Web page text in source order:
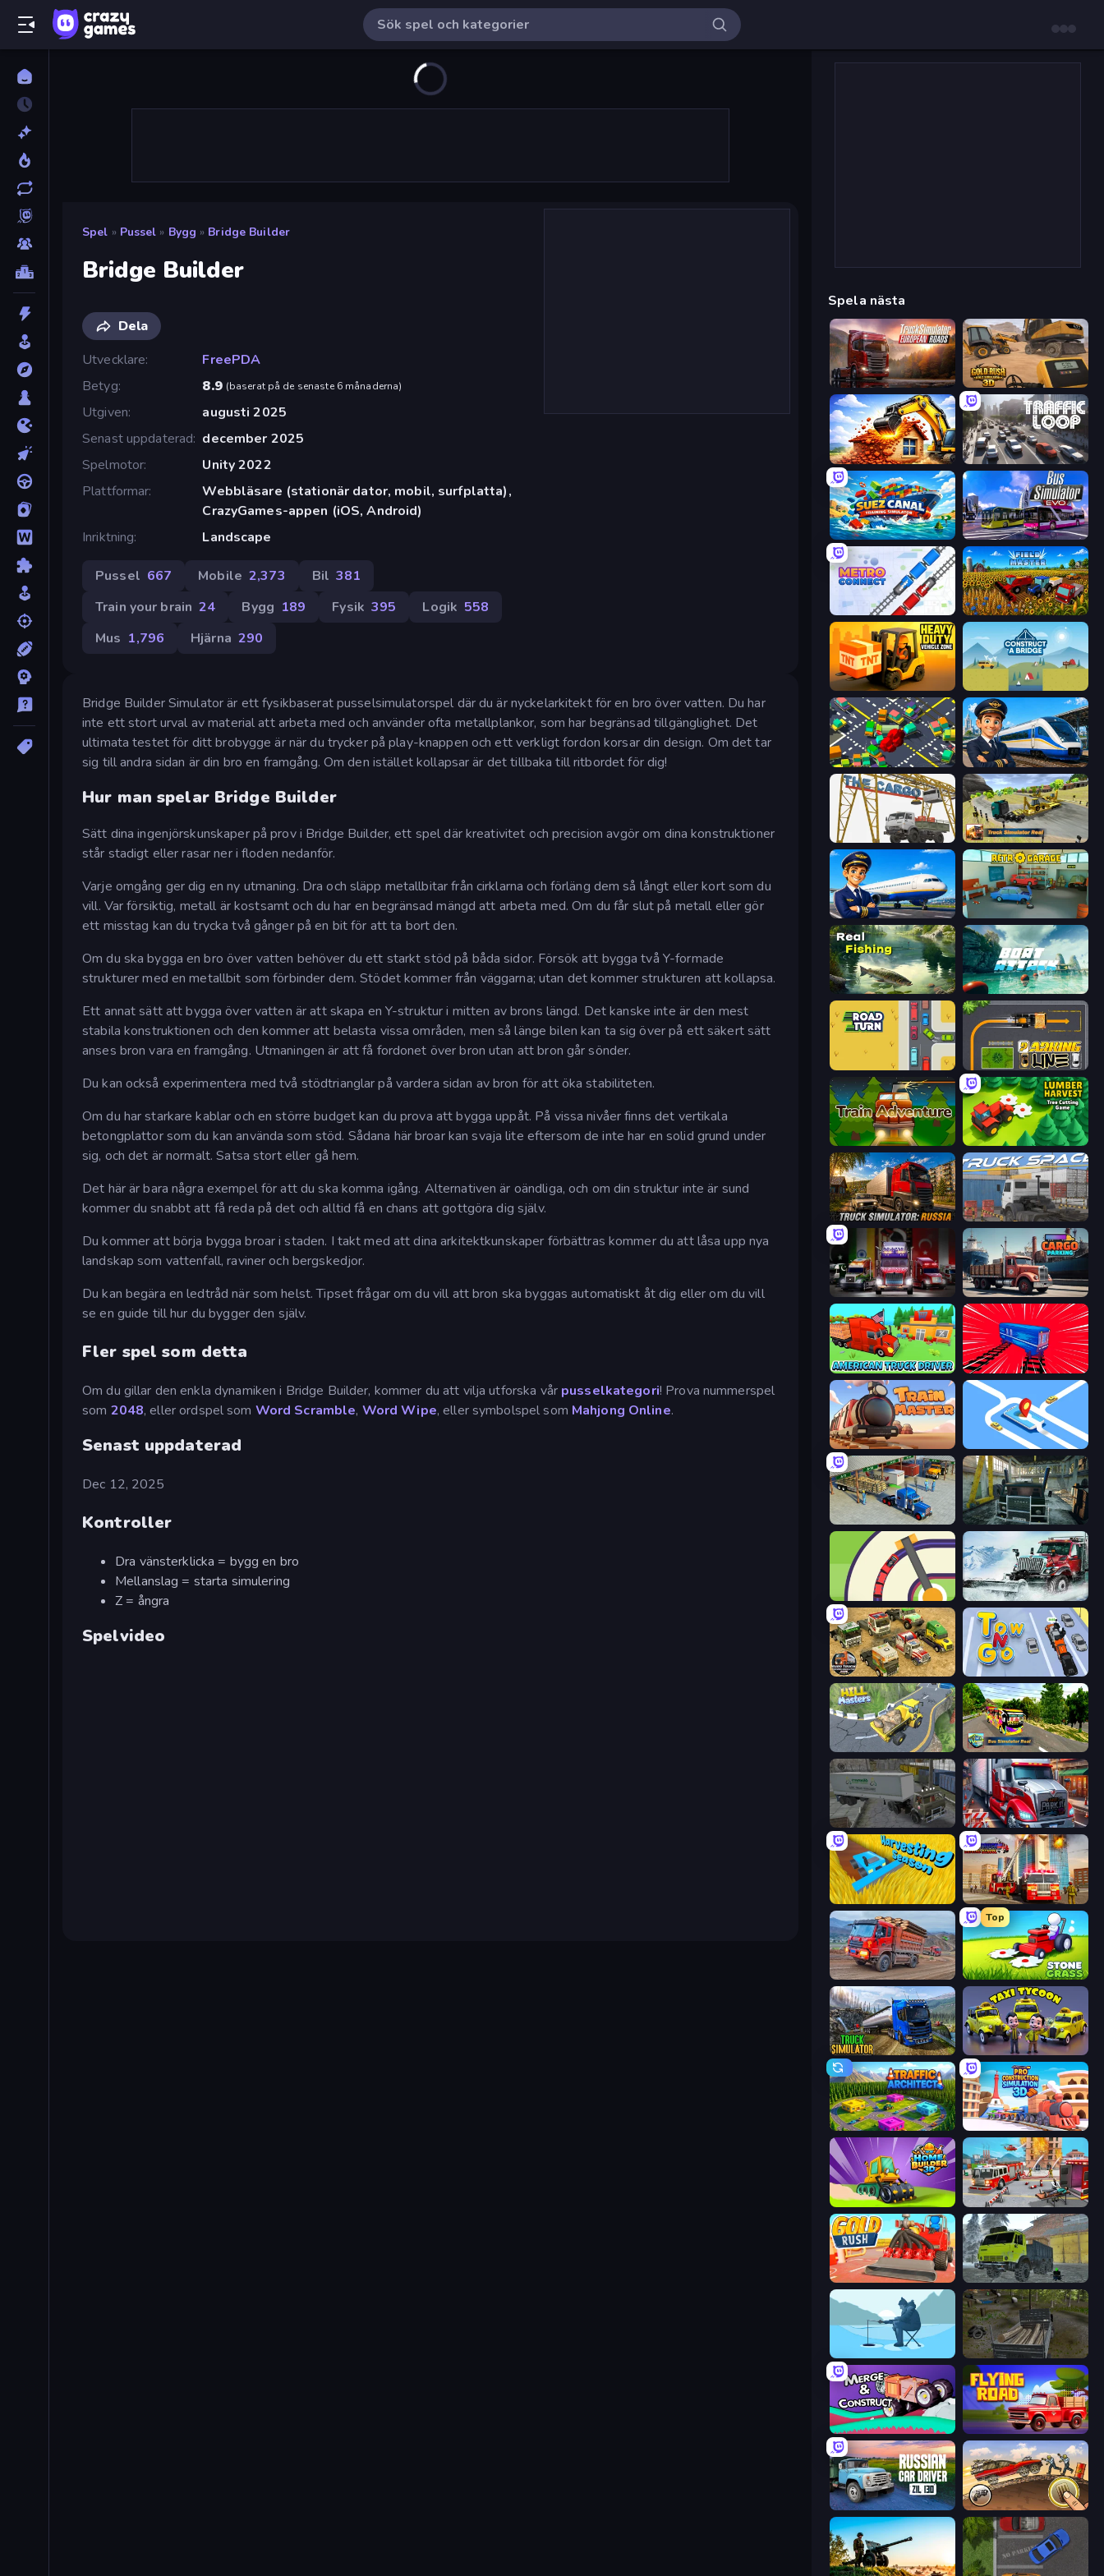
Spel » Pussel » Bygg » Bridge Builder
Bridge Builder
Dela
Utvecklare
FreePDA
Betyg
8.9 (baserat på de senaste 6 månaderna)
Utgiven
augusti 2025
Senast uppdaterad december 2025
Spelmotor
Unity 2022
Plattformar
Webbläsare (stationär dator, mobil, surfplatta),
CrazyGames-appen (iOS, Android)
Inriktning
Landscape
Pussel 667 Mobile 2,373 Bil 381
Train your brain 24 Bygg 189 Fysik 395 Logik 558
Mus 1,796 Hjärna 290
Bridge Builder Simulator är ett fysikbaserat pusselsimulatorspel där du är nyckelarkitekt för en bro över vatten. Du har
inte ett stort urval av material att arbeta med och använder ofta metallplankor, som har begränsad tillgänglighet. Det
ultimata testet för ditt brobygge är när du trycker på play-knappen och ett verkligt fordon korsar din design. Om det tar
sig till andra sidan är din bro en framgång. Om den istället kollapsar är det tillbaka till ritbordet för dig!
Hur man spelar Bridge Builder
Sätt dina ingenjörskunskaper på prov i Bridge Builder, ett spel där kreativitet och precision avgör om dina konstruktioner
står stadigt eller rasar ner i floden nedanför.
Varje omgång ger dig en ny utmaning. Dra och släpp metallbitar från cirklarna och förläng dem så långt eller kort som du
vill. Var försiktig, metall är kostsamt och du har en begränsad mängd att arbeta med. Om du får slut på metall eller gör
ett misstag kan du trycka två gånger på en bit för att ta bort den.
Om du ska bygga en bro över vatten behöver du ett starkt stöd på båda sidor. Försök att bygga två Y-formade
strukturer med en metallbit som förbinder dem. Stödet kommer från väggarna; utan det kommer strukturen att kollapsa.
Ett annat sätt att bygga över vatten är att skapa en Y-struktur i mitten av brons längd. Det kanske inte är den mest
stabila konstruktionen och den kommer att belasta vissa områden, men så länge bilen kan ta sig över på ett säkert sätt
anses bron vara en framgång. Utmaningen är att få fordonet över bron utan att bron går sönder.
Du kan också experimentera med två stödtrianglar på vardera sidan av bron för att öka stabiliteten.
Om du har starkare kablar och en större budget kan du prova att bygga uppåt. På vissa nivåer finns det vertikala
betongplattor som du kan använda som stöd. Sådana här broar kan svaja lite eftersom de inte har en solid grund under
sig, och det är normalt. Satsa stort eller gå hem.
Det här är bara några exempel för att du ska komma igång. Alternativen är oändliga, och om din struktur inte är sund
kommer du snabbt att få reda på det och alltid få en chans att gottgöra dig själv.
Du kommer att börja bygga broar i staden. I takt med att dina arkitektkunskaper förbättras kommer du att låsa upp nya
landskap som vattenfall, raviner och bergskedjor.
Du kan begära en ledtråd när som helst. Tipset frågar om du vill att bron ska byggas automatiskt åt dig eller om du vill
se en guide till hur du bygger den själv.
Fler spel som detta
Om du gillar den enkla dynamiken i Bridge Builder, kommer du att vilja utforska vår pusselkategori! Prova nummerspel
som 2048, eller ordspel som Word Scramble, Word Wipe, eller symbolspel som Mahjong Online.
Senast uppdaterad
Dec 12, 2025
Kontroller
Dra vänsterklicka = bygg en bro
Mellanslag = starta simulering
Z = ångra
Spelvideo
Spela nästa
Truck Simulator: European Roads Gold Rush: Gold Simulator 3D
City Constructor Traffic Loop
Suez Canal Training Simulator Bus Simulator: EVO
Metro Connect Field Master
Construct a Bridge
Slightly Annoying Traffic Idle Train Empire Tycoon
The Cargo Truck Simulator Real
Idle Airport Tycoon
Real Fishing Simulator Boat Attack
Parking Line
Train Adventure Lumber Harvest: Tree Cutting Game
Truck Simulator: Russia Truck Space
Big Euro Truck Driving Cargo Truck Parking
American Truck Driver Train Drift
Train Master Drive Taxi
Offroad Cargo Transport Truck Kamaz Truck Driver
Crazy Train Snake Snow Plow Truck
Euro Truck Driving Simulator 2025 Tow N Go
Hill Masters Bus Simulator Real
Russian Kamaz Truck Driver Just Park It 12
Harvesting Season Fire Truck Driving School
Cargo Truck Driver Simulator
Top
Stone Grass: Mowing Simulator
Truck Driving Simulator Game Taxi Tycoon: Idle Business
Traffic Architect Pro Construction: Simulation 3D
Home Builder 3D Fireman 2024
Gold Rush Taiga Car Driver
Russian Delivery Club Baikal
Merge & Construct Flying Road
Russian Car Driver ZIL 130 Earn to Die: Zombie Ride